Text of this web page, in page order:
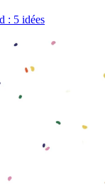
: 5 idées